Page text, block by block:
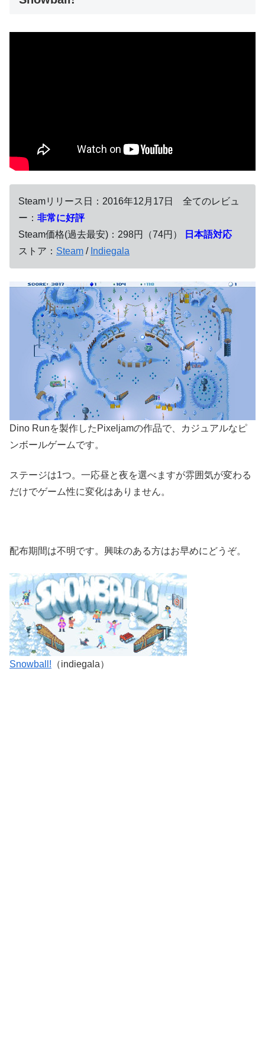
Steamリリース日：2016年12月17日 全てのレビュ
ー： 非常に好評
Steam価格(過去最安)：298円（74円）
日本語対応
ストア： Steam / Indiegala
Dino Runを製作したPixeljamの作品で、カジュアルなピ
ンボールゲームです。
ステージは1つ。一応昼と夜を選べますが雰囲気が変わる
だけでゲーム性に変化はありません。
配布期間は不明です。興味のある方はお早めにどうぞ。
Snowball! （indiegala）